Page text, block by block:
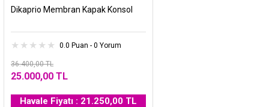
Dikaprio Membran Kapak Konsol
0.0 Puan - 0 Yorum
36.400,00 TL
25.000,00 TL
Havale Fiyatı : 21.250,00 TL